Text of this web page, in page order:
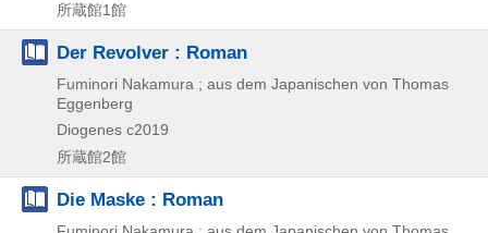
所蔵館1館
Der Revolver : Roman
Fuminori Nakamura ; aus dem Japanischen von Thomas
Eggenberg
Diogenes c2019
所蔵館2館
Die Maske : Roman